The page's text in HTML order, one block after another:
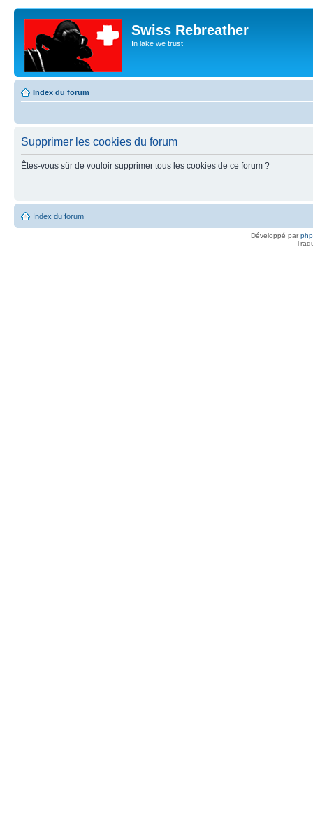
Swiss Rebreather
In lake we trust
Index du forum
Supprimer les cookies du forum
Êtes-vous sûr de vouloir supprimer tous les cookies de ce forum ?
Index du forum
Développé par